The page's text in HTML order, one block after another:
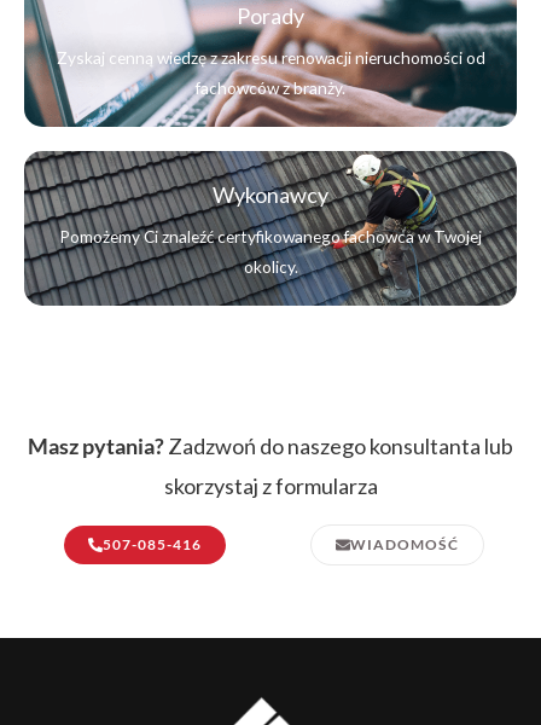
Porady
Zyskaj cenną wiedzę z zakresu renowacji nieruchomości od
fachowców z branży.
Wykonawcy
Pomożemy Ci znaleźć certyfikowanego fachowca w Twojej
okolicy.
Masz pytania?Zadzwoń do naszego konsultanta lub
skorzystaj z formularza
507-085-416 WIADOMOŚĆ